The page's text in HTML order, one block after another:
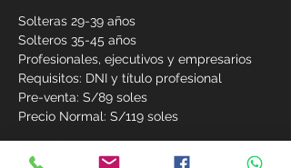
Solteras 29-39 años
Solteros 35-45 años
Profesionales, ejecutivos y empresarios
Requisitos: DNI y título profesional
Pre-venta: S/89 soles
Precio Normal: S/119 soles
Ver más